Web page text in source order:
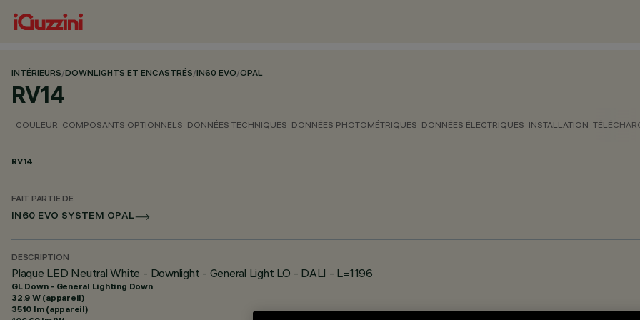
INTÉRIEURS/DOWNLIGHTS ET ENCASTRÉS/IN60 EVO/OPAL
RV14
COULEUR COMPOSANTS OPTIONNELS DONNÉES TECHNIQUES DONNÉES PHOTOMÉTRIQUES DONNÉES ÉLECTRIQUES INSTALLATION
RV14
FAIT PARTIE DE
IN60 EVO SYSTEM OPAL
DESCRIPTION
Plaque LED Neutral White - Downlight - General Light LO - DALI - L=1196
GL Down - General Lighting Down
32.9 W (appareil)
3510 lm (appareil)